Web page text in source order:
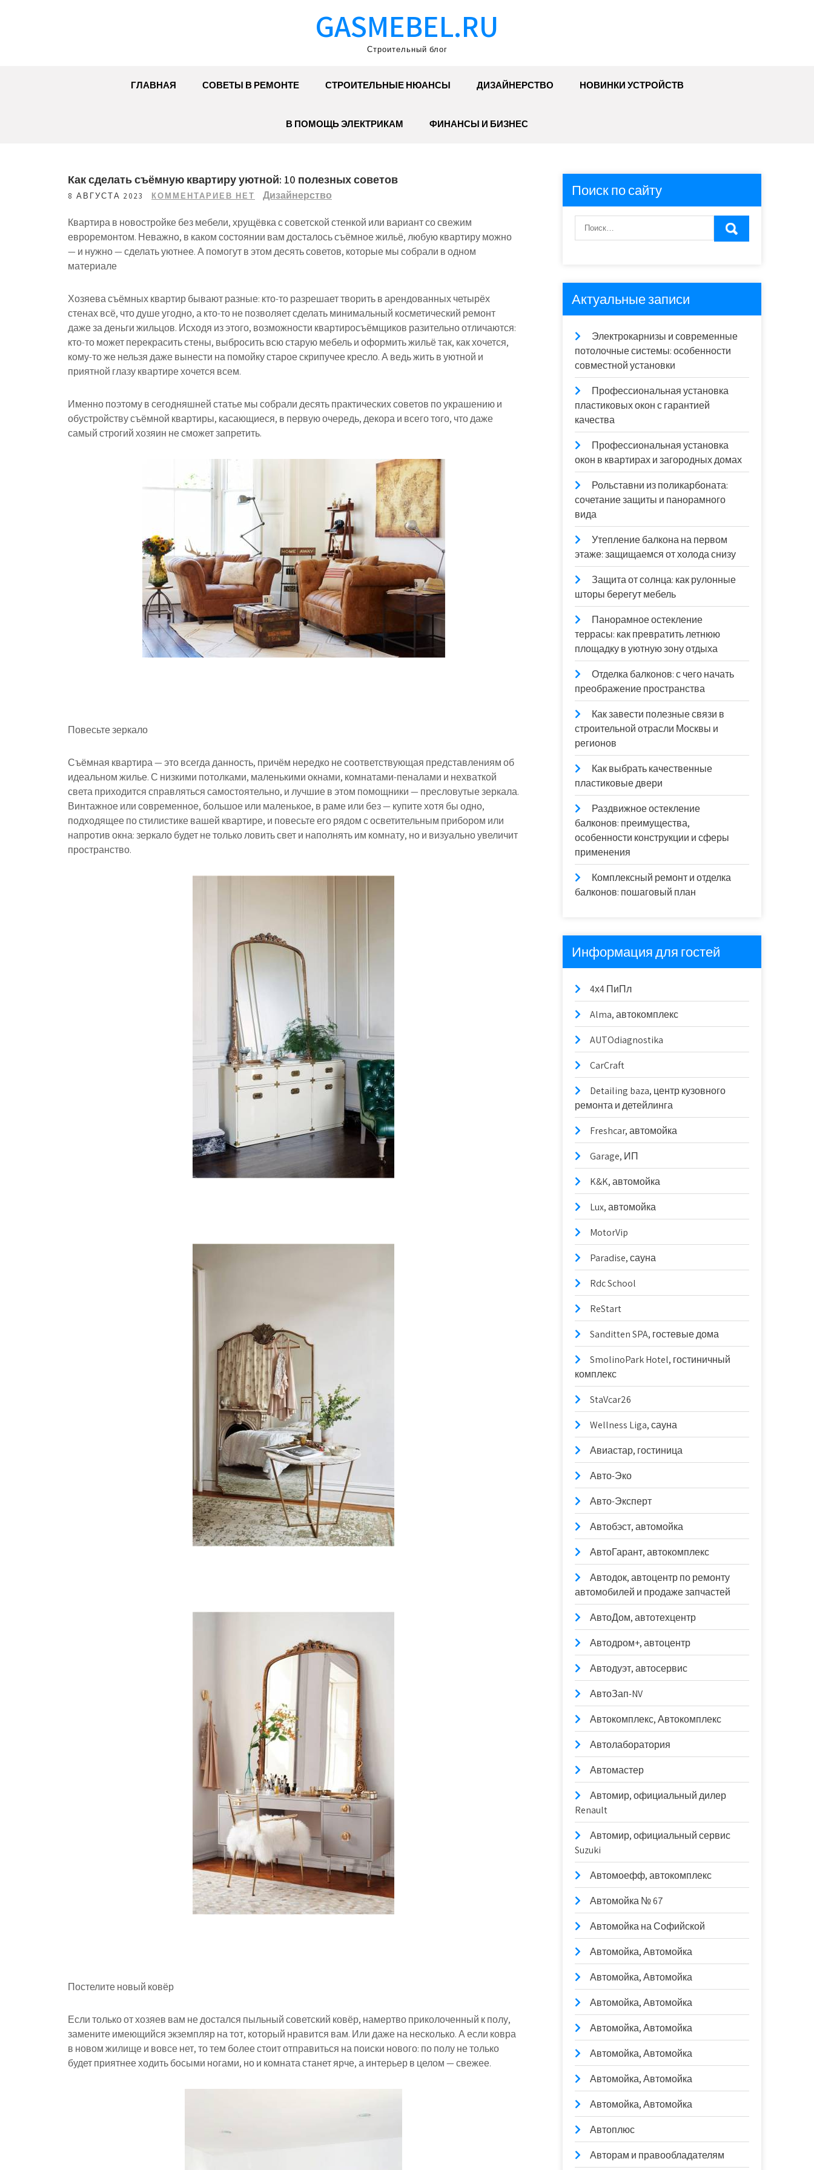
GASMEBEL.RU
Строительный блог
ГЛАВНАЯ СОВЕТЫ В РЕМОНТЕ СТРОИТЕЛЬНЫЕ НЮАНСЫ ДИЗАЙНЕРСТВО НОВИНКИ УСТРОЙСТВ
В ПОМОЩЬ ЭЛЕКТРИКАМ ФИНАНСЫ И БИЗНЕС
Как сделать съёмную квартиру уютной: 10 полезных советов
8 АВГУСТА 2023 КОММЕНТАРИЕВ НЕТ Дизайнерство
Квартира в новостройке без мебели, хрущёвка с советской стенкой или вариант со свежим
евроремонтом. Неважно, в каком состоянии вам досталось съёмное жильё, любую квартиру можно
— и нужно — сделать уютнее. А помогут в этом десять советов, которые мы собрали в одном
материале
Хозяева съёмных квартир бывают разные: кто-то разрешает творить в арендованных четырёх
стенах всё, что душе угодно, а кто-то не позволяет сделать минимальный косметический ремонт
даже за деньги жильцов. Исходя из этого, возможности квартиросъёмщиков разительно отличаются:
кто-то может перекрасить стены, выбросить всю старую мебель и оформить жильё так, как хочется,
кому-то же нельзя даже вынести на помойку старое скрипучее кресло. А ведь жить в уютной и
приятной глазу квартире хочется всем.
Именно поэтому в сегодняшней статье мы собрали десять практических советов по украшению и
обустройству съёмной квартиры, касающиеся, в первую очередь, декора и всего того, что даже
самый строгий хозяин не сможет запретить.
Повесьте зеркало
Съёмная квартира — это всегда данность, причём нередко не соответствующая представлениям об
идеальном жилье. С низкими потолками, маленькими окнами, комнатами-пеналами и нехваткой
света приходится справляться самостоятельно, и лучшие в этом помощники — пресловутые зеркала.
Винтажное или современное, большое или маленькое, в раме или без — купите хотя бы одно,
подходящее по стилистике вашей квартире, и повесьте его рядом с осветительным прибором или
напротив окна: зеркало будет не только ловить свет и наполнять им комнату, но и визуально увеличит
пространство.
Постелите новый ковёр
Если только от хозяев вам не достался пыльный советский ковёр, намертво приколоченный к полу,
замените имеющийся экземпляр на тот, который нравится вам. Или даже на несколько. А если ковра
в новом жилище и вовсе нет, то тем более стоит отправиться на поиски нового: по полу не только
будет приятнее ходить босыми ногами, но и комната станет ярче, а интерьер в целом — свежее.
Поиск по сайту
Актуальные записи
Электрокарнизы и современные
потолочные системы: особенности
совместной установки
Профессиональная установка
пластиковых окон с гарантией
качества
Профессиональная установка
окон в квартирах и загородных домах
Рольставни из поликарбоната:
сочетание защиты и панорамного
вида
Утепление балкона на первом
этаже: защищаемся от холода снизу
Защита от солнца: как рулонные
шторы берегут мебель
Панорамное остекление
террасы: как превратить летнюю
площадку в уютную зону отдыха
Отделка балконов: с чего начать
преображение пространства
Как завести полезные связи в
строительной отрасли Москвы и
регионов
Как выбрать качественные
пластиковые двери
Раздвижное остекление
балконов: преимущества,
особенности конструкции и сферы
применения
Комплексный ремонт и отделка
балконов: пошаговый план
Информация для гостей
4х4 ПиПл
Alma, автокомплекс
AUTOdiagnostika
CarCraft
Detailing baza, центр кузовного
ремонта и детейлинга
Freshcar, автомойка
Garage, ИП
K&K, автомойка
Lux, автомойка
MotorVip
Paradise, сауна
Rdc School
ReStart
Sanditten SPA, гостевые дома
SmolinoPark Hotel, гостиничный
комплекс
StaVcar26
Wellness Liga, сауна
Авиастар, гостиница
Авто-Эко
Авто-Эксперт
Автобэст, автомойка
АвтоГарант, автокомплекс
Автодок, автоцентр по ремонту
автомобилей и продаже запчастей
АвтоДом, автотехцентр
Автодром+, автоцентр
Автодуэт, автосервис
АвтоЗап-NV
Автокомплекс, Автокомплекс
Автолаборатория
Автомастер
Автомир, официальный дилер
Renault
Автомир, официальный сервис
Suzuki
Автомоефф, автокомплекс
Автомойка № 67
Автомойка на Софийской
Автомойка, Автомойка
Автомойка, Автомойка
Автомойка, Автомойка
Автомойка, Автомойка
Автомойка, Автомойка
Автомойка, Автомойка
Автомойка, Автомойка
Автоплюс
Авторам и правообладателям